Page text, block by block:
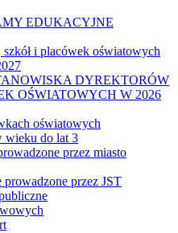
EDUKACYJNE
i placówek oświatowych
DYREKTORÓW
OŚWIATOWYCH W 2026
oświatowych
wieku do lat 3
przez miasto
przez JST